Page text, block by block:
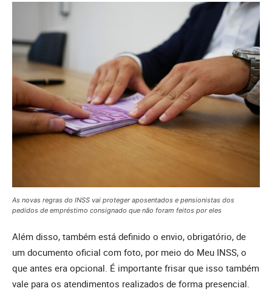
As novas regras do INSS vai proteger aposentados e pensionistas dos
pedidos de empréstimo consignado que não foram feitos por eles
Além disso, também está definido o envio, obrigatório, de
um documento oficial com foto, por meio do Meu INSS, o
que antes era opcional. É importante frisar que isso também
vale para os atendimentos realizados de forma presencial.